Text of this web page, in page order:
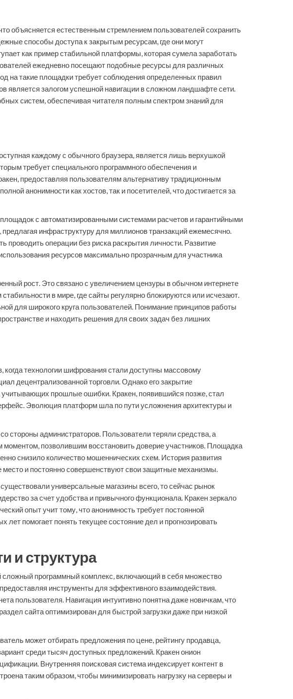
объясняется естественным стремлением пользователей сохранить
способы доступа к закрытым ресурсам, где они могут
как пример стабильной платформы, которая сумела заработать
ежедневно посещают подобные ресурсы для различных
на такие площадки требует соблюдения определенных правил
является залогом успешной навигации в сложном ландшафте сети.
систем, обеспечивая читателя полным спектром знаний для
каждому с обычного браузера, является лишь верхушкой
требует специального программного обеспечения и
предоставляя пользователям альтернативу традиционным
анонимности как хостов, так и посетителей, что достигается за
с автоматизированными системами расчетов и гарантийными
инфраструктуру для миллионов транзакций ежемесячно.
проводить операции без риска раскрытия личности. Развитие
ресурсов максимально прозрачным для участника
рост. Это связано с увеличением цензуры в обычном интернете
в мире, где сайты регулярно блокируются или исчезают.
для широкого круга пользователей. Понимание принципов работы
и находить решения для своих задач без лишних
когда технологии шифрования стали доступны массовому
децентрализованной торговли. Однако его закрытие
прошлые ошибки. Кракен, появившийся позже, стал
Эволюция платформ шла по пути усложнения архитектуры и
стороны администраторов. Пользователи теряли средства, а
позволившим восстановить доверие участников. Площадка
снизило количество мошеннических схем. История развития
место и постоянно совершенствуют свои защитные механизмы.
универсальные магазины всего, то сейчас рынок
за счет удобства и привычного функционала. Кракен зеркало
опыт учит тому, что анонимность требует постоянной
помогает понять текущее состояние дел и прогнозировать
и структура
сложный программный комплекс, включающий в себя множество
инструменты для эффективного взаимодействия.
пользователя. Навигация интуитивно понятна даже новичкам, что
сайта оптимизирован для быстрой загрузки даже при низкой
может отбирать предложения по цене, рейтингу продавца,
среди тысяч доступных предложений. Кракен онион
Внутренняя поисковая система индексирует контент в
таким образом, чтобы минимизировать нагрузку на серверы и